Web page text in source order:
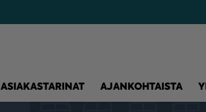
ASIAKASTARINAT AJANKOHTAISTA